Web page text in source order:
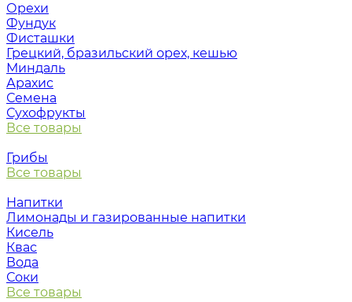
Орехи
Фундук
Фисташки
Грецкий, бразильский орех, кешью
Миндаль
Арахис
Семена
Сухофрукты
Все товары
Грибы
Все товары
Напитки
Лимонады и газированные напитки
Кисель
Квас
Вода
Соки
Все товары